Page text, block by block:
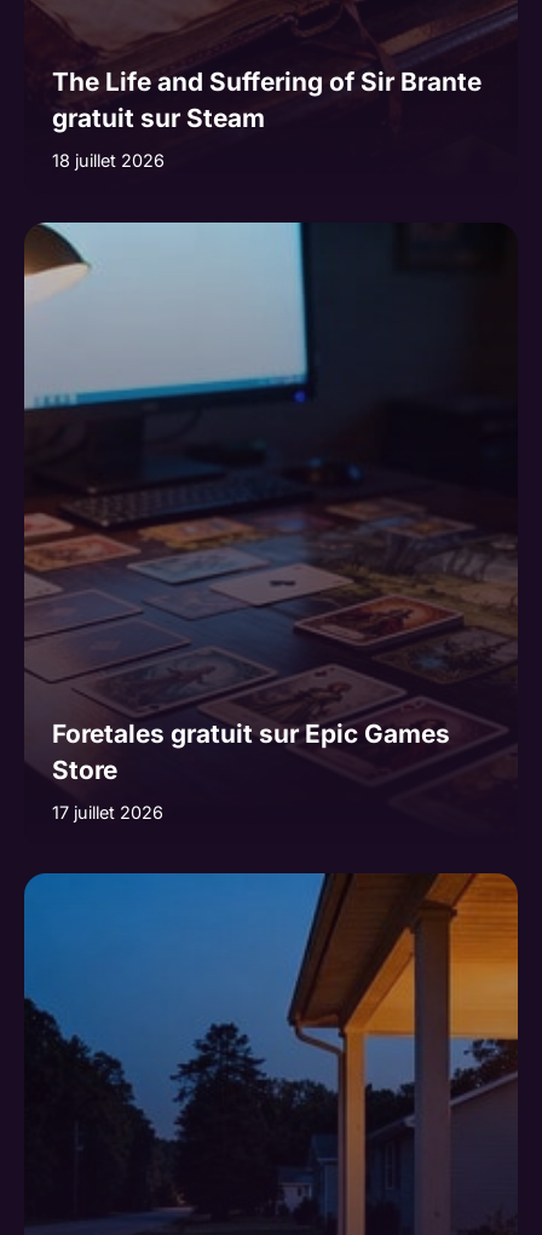
The Life and Suffering of Sir Brante
gratuit sur Steam
18 juillet 2026
Foretales gratuit sur Epic Games
Store
17 juillet 2026